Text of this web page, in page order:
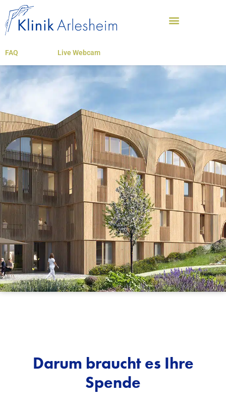
FAQ Live Webcam
Darum braucht es Ihre
Spende